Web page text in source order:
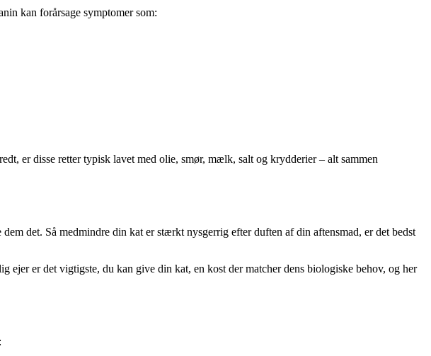
kan forårsage symptomer som:
er disse retter typisk lavet med olie, smør, mælk, salt og krydderier – alt sammen
dem det. Så medmindre din kat er stærkt nysgerrig efter duften af din aftensmad, er det bedst
ejer er det vigtigste, du kan give din kat, en kost der matcher dens biologiske behov, og her